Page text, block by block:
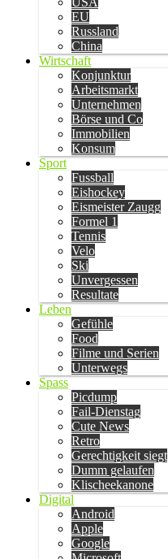
EU
Russland
China
Wirtschaft
Konjunktur
Arbeitsmarkt
Unternehmen
Börse und Co
Immobilien
Konsum
Sport
Fussball
Eishockey
Eismeister Zaugg
Formel 1
Tennis
Velo
Ski
Unvergessen
Resultate
Leben
Gefühle
Food
Filme und Serien
Unterwegs
Spass
Picdump
Fail-Dienstag
Cute News
Retro
Gerechtigkeit siegt
Dumm gelaufen
Klischeekanone
Digital
Android
Apple
Google